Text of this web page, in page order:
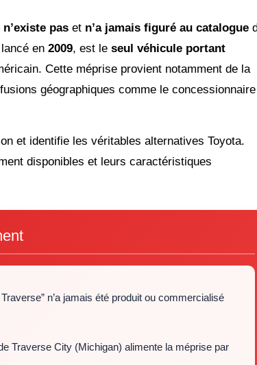
pas et n’a jamais figuré au catalogue
en 2009, est le seul véhicule portant
Cette méprise provient notamment de la
géographiques comme le concessionnaire
et identifie les véritables alternatives Toyota.
disponibles et leurs caractéristiques
n’a jamais été produit ou commercialisé
Traverse City (Michigan) alimente la méprise par